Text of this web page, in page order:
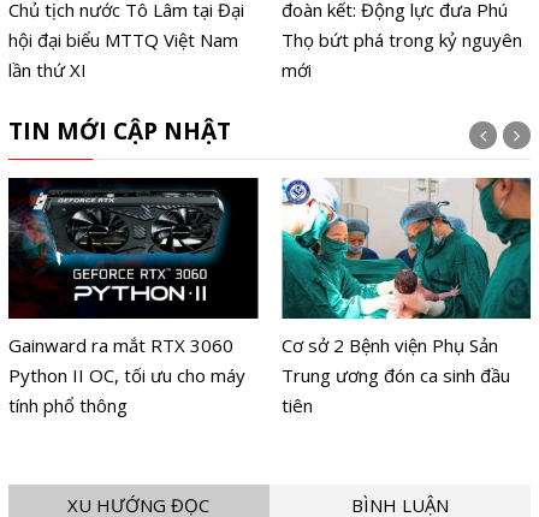
Chủ tịch nước Tô Lâm tại Đại
hội đại biểu MTTQ Việt Nam
lần thứ XI
đoàn kết: Động lực đưa Phú
Thọ bứt phá trong kỷ nguyên
mới
TIN MỚI CẬP NHẬT
Gainward ra mắt RTX 3060
Python II OC, tối ưu cho máy
tính phổ thông
Cơ sở 2 Bệnh viện Phụ Sản
Trung ương đón ca sinh đầu
tiên
XU HƯỚNG ĐỌC BÌNH LUẬN